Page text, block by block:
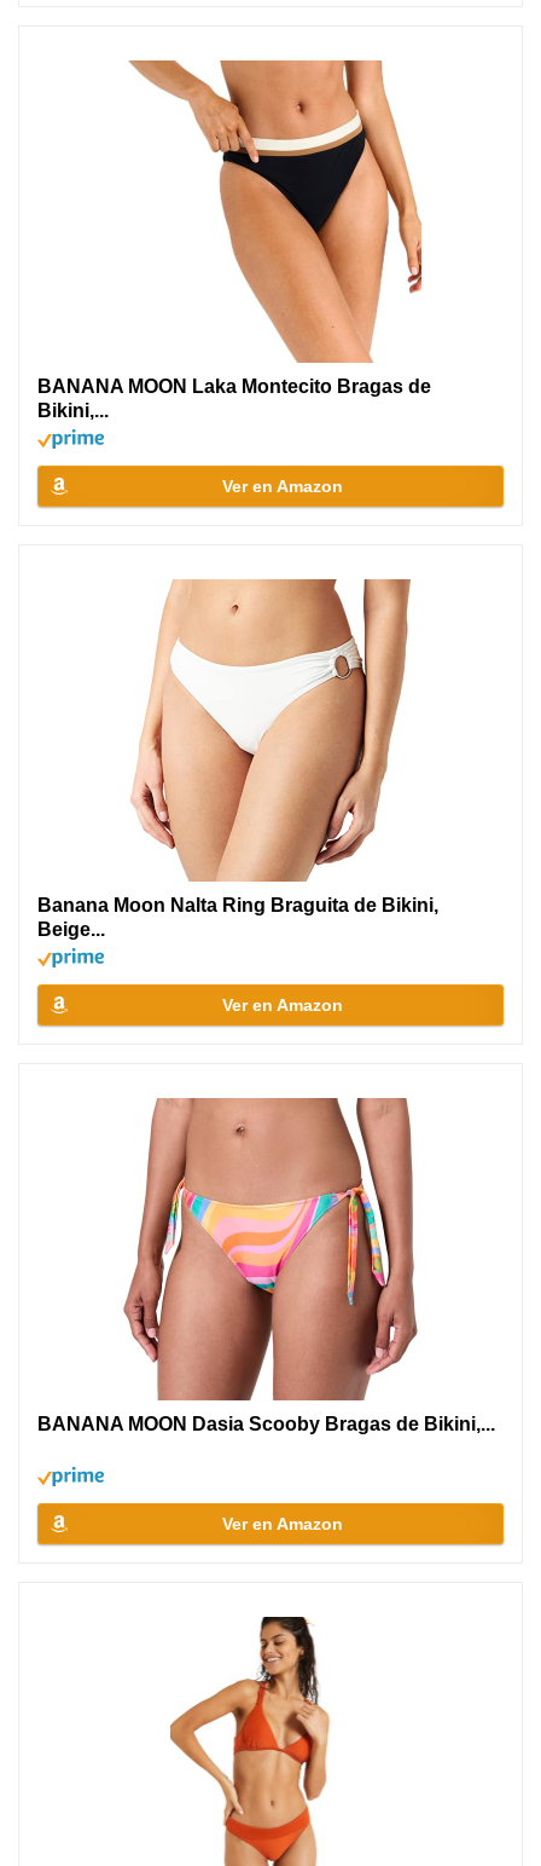
BANANA MOON Laka Montecito Bragas de
Bikini,...
Ver en Amazon
Banana Moon Nalta Ring Braguita de Bikini,
Beige...
Ver en Amazon
BANANA MOON Dasia Scooby Bragas de Bikini,...
Ver en Amazon